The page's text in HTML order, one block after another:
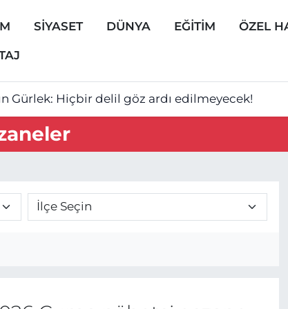
SİYASET DÜNYA EĞİTİM ÖZEL
Gürlek: Hiçbir delil göz ardı edilmeyecek!